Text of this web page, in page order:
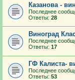
Казанова -
Последнее
Ответы: 28
Виноград
Последнее
Ответы: 17
ГФ Калиста-
Последнее
Ответы: 53